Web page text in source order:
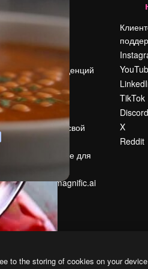
Цены
О нас
Reviews
Поиск тенденций
Блог
События
Slidesgo
Продайте свой
Помещение для
Ищете magnific.ai
TikTok
Discord
X
Reddit
to the storing of cookies on your